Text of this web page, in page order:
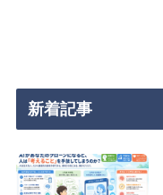
新着記事